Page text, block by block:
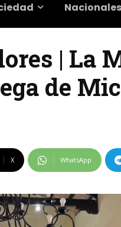
Nacionales
| La
de
X WhatsApp